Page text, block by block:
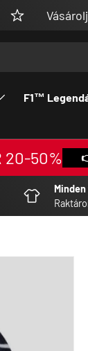
V.I.P
F1™
20-50%